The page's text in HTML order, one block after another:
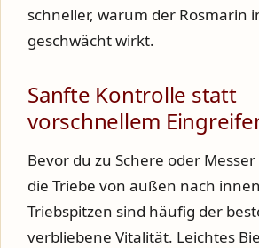
schneller, warum der Rosmarin
geschwächt wirkt.
Sanfte Kontrolle statt
vorschnellem
Bevor du zu Schere oder
die Triebe von außen nach
Triebspitzen sind häufig der
verbliebene Vitalität. Leichtes